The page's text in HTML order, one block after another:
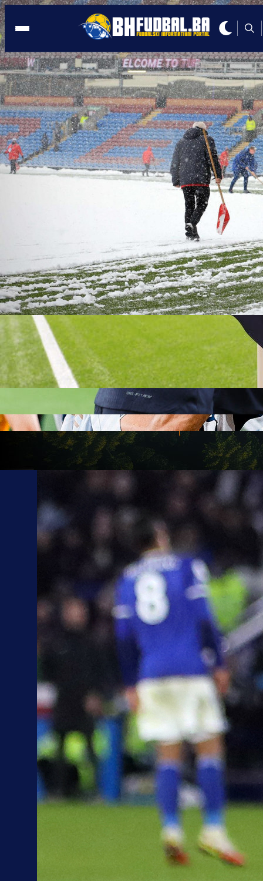
ENGLESKA
22:01, 19.01.2022
Pogledajte nevjerovatni preokret
Tottenhama protiv Leicestera
Autor:
Redakcija
22:01, 19.01.2022